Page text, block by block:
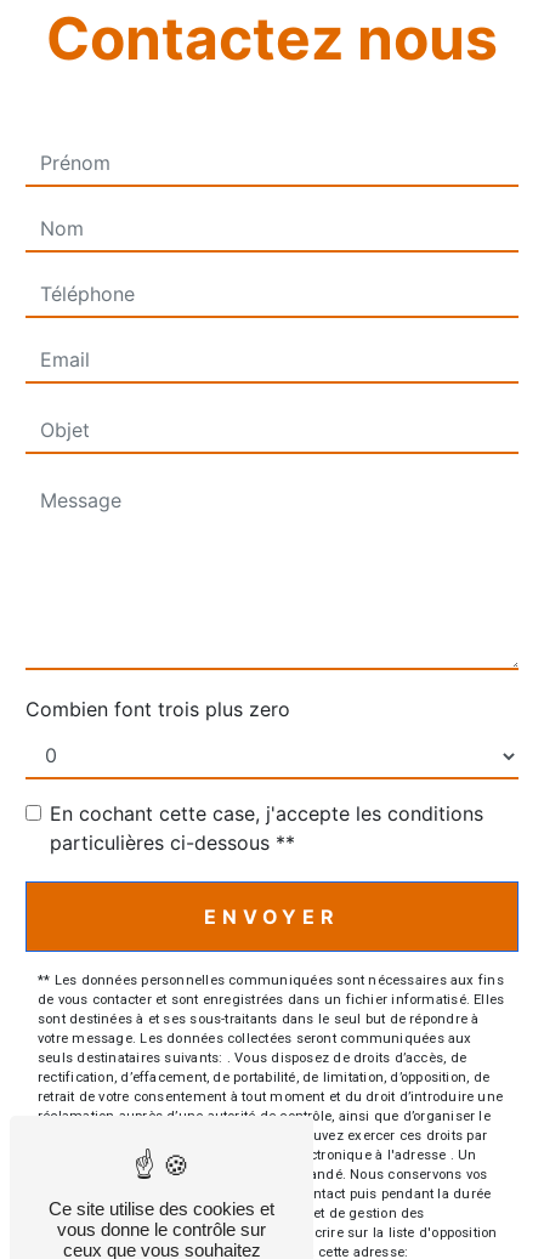
Contactez nous
Combien font trois plus zero
En cochant cette case, j'accepte les conditions
particulières ci-dessous **
ENVOYER
** Les données personnelles communiquées sont nécessaires aux fins
de vous contacter et sont enregistrées dans un fichier informatisé. Elles
sont destinées à et ses sous-traitants dans le seul but de répondre à
votre message. Les données collectées seront communiquées aux
seuls destinataires suivants: . Vous disposez de droits d’accès, de
rectification, d’effacement, de portabilité, de limitation, d’opposition, de
retrait de votre consentement à tout moment et du droit d’introduire une
réclamation auprès d’une autorité de contrôle, ainsi que d’organiser le
sort de vos données post-mortem. Vous pouvez exercer ces droits par
voie postale à l'adresse ou par courrier électronique à l'adresse . Un
justificatif d'identité pourra vous être demandé. Nous conservons vos
données pendant la période de prise de contact puis pendant la durée
de prescription légale aux fins probatoires et de gestion des
contentieux. Vous avez le droit de vous inscrire sur la liste d'opposition
au démarchage téléphonique, disponible à cette adresse:
Ce site utilise des cookies et
vous donne le contrôle sur
ceux que vous souhaitez